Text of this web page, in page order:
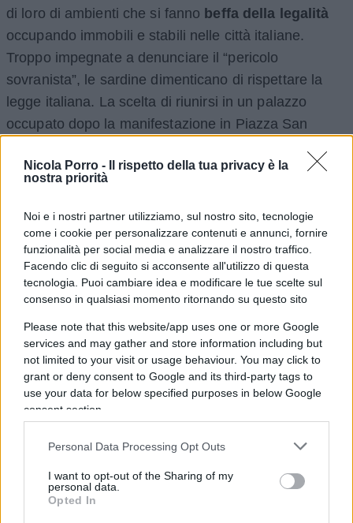
Nicola Porro -
Il rispetto della tua privacy è la
nostra priorità
Noi e i nostri partner utilizziamo, sul nostro sito, tecnologie
come i cookie per personalizzare contenuti e annunci, fornire
funzionalità per social media e analizzare il nostro traffico.
Facendo clic di seguito si acconsente all'utilizzo di questa
tecnologia. Puoi cambiare idea e modificare le tue scelte sul
consenso in qualsiasi momento ritornando su questo sito
Please note that this website/app uses one or more Google
services and may gather and store information including but
not limited to your visit or usage behaviour. You may click to
grant or deny consent to Google and its third-party tags to
use your data for below specified purposes in below Google
consent section.
Personal Data Processing Opt Outs
I want to opt-out of the Sharing of my
personal data.
Opted In
di loro di ambienti che si fanno beffa della legalità
occupando immobili e stabili nelle città italiane.
Troppo impegnate a denunciare il “pericolo
sovranista”, le sardine dimenticano di rispettare la
legge italiana. La scelta di riunirsi in un palazzo
occupato dopo la manifestazione in Piazza San
può essere derubricato a una leggerezza perché
esplicita la vera anima di questo movimento pseudo
spontaneo.
Inoltre lo “Spin Time Labs” non è uno stabile
occupato qualsiasi;dominusdell’occupazione è
Andrea Alzetta, detto Tarzan, leader del movimento
di lotta per la casa Action.Già in Piazza San
Giovanni Alzetta aveva esposto lo striscione “Viva
le sardine, abbasso gli sgombri”, per poi
collocarlo all’ingresso dell’immobile. Occupato dal
2013, pochi mesi fa la morosità raggiunta per le
cittadini italiani. Oggi la cifra è salita
considerevolmente eppure, non solo il palazzo
non viene sgomberato, ma lo si utilizza per